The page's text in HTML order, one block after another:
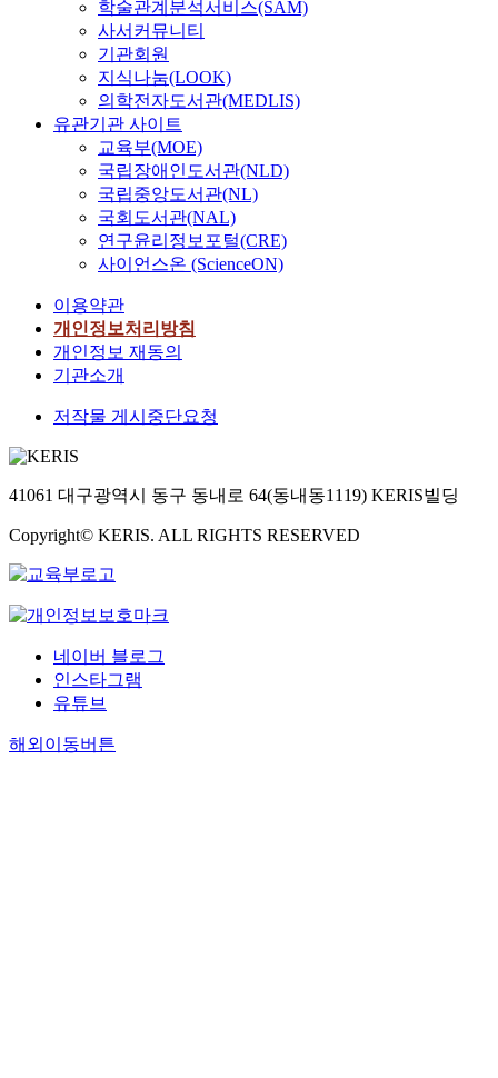
학술관계분석서비스(SAM)
사서커뮤니티
기관회원
지식나눔(LOOK)
의학전자도서관(MEDLIS)
유관기관 사이트
교육부(MOE)
국립장애인도서관(NLD)
국립중앙도서관(NL)
국회도서관(NAL)
연구윤리정보포털(CRE)
사이언스온 (ScienceON)
이용약관
개인정보처리방침
개인정보 재동의
기관소개
저작물 게시중단요청
41061 대구광역시 동구 동내로 64(동내동1119) KERIS빌딩
Copyright© KERIS. ALL RIGHTS RESERVED
네이버 블로그
인스타그램
유튜브
해외이동버튼